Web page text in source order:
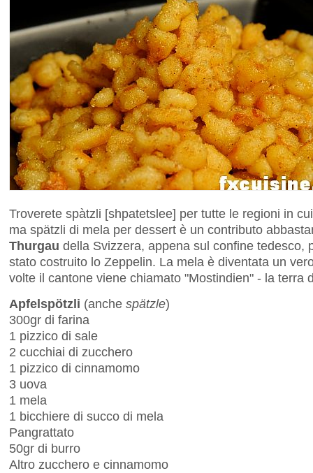
Troverete spàtzli [shpatetslee] per tutte le regioni in
ma spätzli di mela per dessert è un contributo
Thurgau della Svizzera, appena sul confine tedesco,
stato costruito lo Zeppelin. La mela è diventata un
volte il cantone viene chiamato "Mostindien" - la terra
Apfelspötzli (anche spätzle)
300gr di farina
1 pizzico di sale
2 cucchiai di zucchero
1 pizzico di cinnamomo
3 uova
1 mela
1 bicchiere di succo di mela
Pangrattato
50gr di burro
Altro zucchero e cinnamomo